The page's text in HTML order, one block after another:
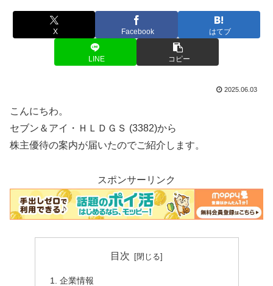
X Facebook はてブ
LINE コピー
2025.06.03
こんにちわ。
セブン＆アイ・ＨＬＤＧＳ (3382)から
株主優待の案内が届いたのでご紹介します。
スポンサーリンク
目次
企業情報